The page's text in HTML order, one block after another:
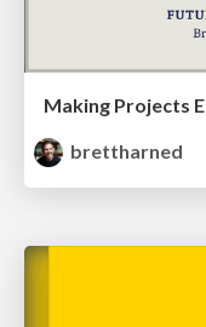
Making Projects
brettharned